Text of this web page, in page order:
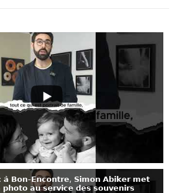
𝗮̀ 𝗕𝗼𝗻-𝗘𝗻𝗰𝗼𝗻𝘁𝗿𝗲, 𝗦𝗶𝗺𝗼𝗻 𝗔𝗯𝗶𝗸𝗲𝗿 𝗺𝗲𝘁
𝗽𝗵𝗼𝘁𝗼 𝗮𝘂 𝘀𝗲𝗿𝘃𝗶𝗰𝗲 𝗱𝗲𝘀 𝘀𝗼𝘂𝘃𝗲𝗻𝗶𝗿𝘀